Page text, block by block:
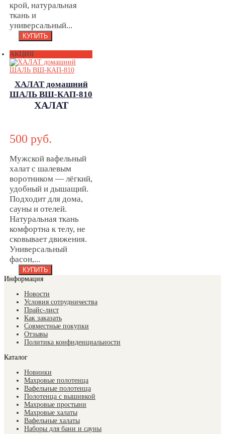
крой, натуральная
ткань и
универсальный...
АКЦИЯ
ХАЛАТ домашний
ШАЛЬ ВШ-КАП-810
ХАЛАТ
КАП-810
500 руб.
Мужской вафельный
халат с шалевым
воротником — лёгкий,
удобный и дышащий.
Подходит для дома,
сауны и отелей.
Натуральная ткань
комфортна к телу, не
сковывает движения.
Универсальный
фасон,...
Информация
Новости
Условия сотрудничества
Прайс-лист
Как заказать
Совместные покупки
Отзывы
Политика конфиденциальности
Каталог
Новинки
Махровые полотенца
Вафельные полотенца
Полотенца с вышивкой
Махровые простыни
Махровые халаты
Вафельные халаты
Наборы для бани и сауны